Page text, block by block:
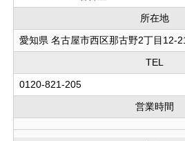
所在地
愛知県 名古屋市西区那古野2丁目12-
TEL
0120-821-205
営業時間